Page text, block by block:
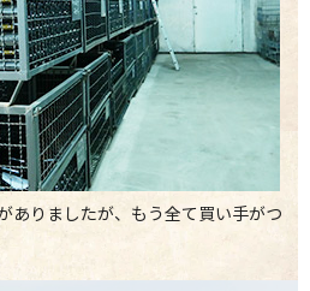
ありましたが、もう全て買い手がつ